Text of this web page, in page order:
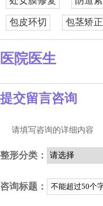
包皮环切 包茎矫正
医院医生
提交留言咨询
请填写咨询的详细内容
整形分类：
咨询标题：